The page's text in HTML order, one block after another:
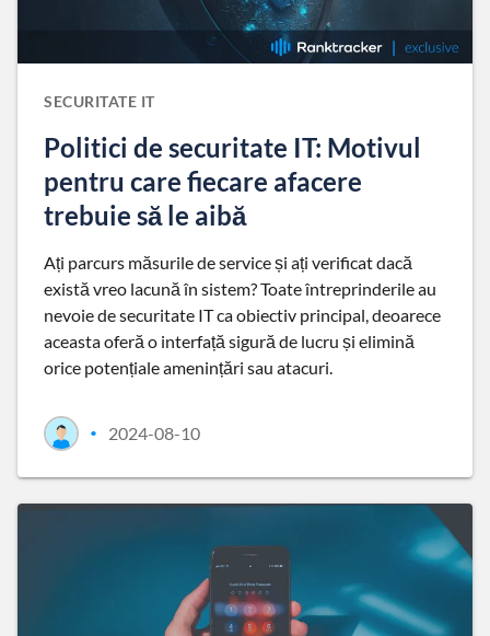
SECURITATE IT
Politici de securitate IT: Motivul
pentru care fiecare afacere
trebuie să le aibă
Ați parcurs măsurile de service și ați verificat dacă
există vreo lacună în sistem? Toate întreprinderile au
nevoie de securitate IT ca obiectiv principal, deoarece
aceasta oferă o interfață sigură de lucru și elimină
orice potențiale amenințări sau atacuri.
• 2024-08-10